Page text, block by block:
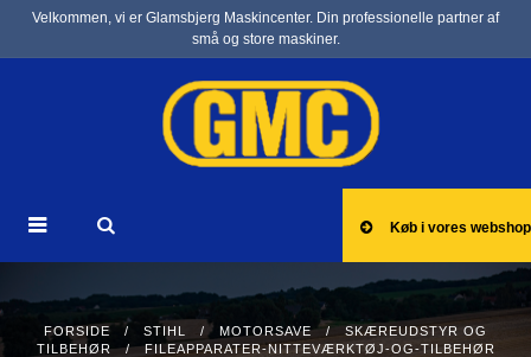
Velkommen, vi er Glamsbjerg Maskincenter. Din professionelle partner af
små og store maskiner.
Køb i vores webshop
FORSIDE / STIHL / MOTORSAVE/ SKÆREUDSTYR OG
TILBEHØR/ FILEAPPARATER-NITTEVÆRKTØJ-OG-TILBEHØR